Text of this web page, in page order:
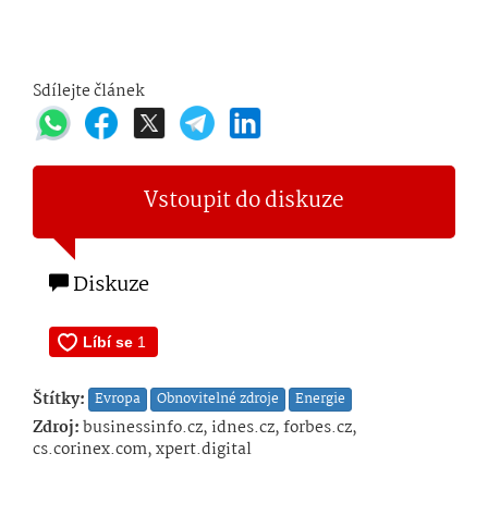
Sdílejte článek
Vstoupit do diskuze
Diskuze
Štítky: Evropa Obnovitelné zdroje Energie
Zdroj:businessinfo.cz, idnes.cz, forbes.cz,
cs.corinex.com, xpert.digital